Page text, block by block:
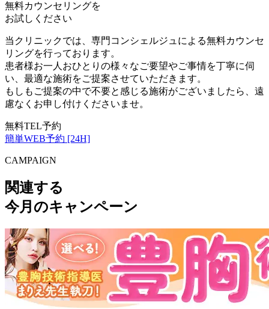
無料カウンセリングを
お試しください
当クリニックでは、専門コンシェルジュによる無料カウンセ
リングを行っております。
患者様お一人おひとりの様々なご要望やご事情を丁寧に伺
い、最適な施術をご提案させていただきます。
もしもご提案の中で不要と感じる施術がございましたら、遠
慮なくお申し付けくださいませ。
無料TEL予約
簡単WEB予約 [24H]
CAMPAIGN
関連する
今月のキャンペーン